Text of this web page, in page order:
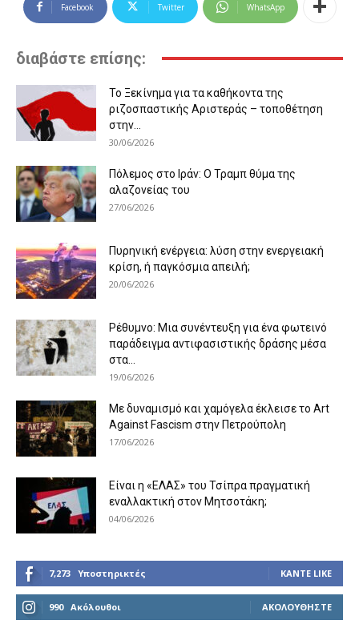
Facebook Twitter WhatsApp
διαβάστε επίσης:
Το Ξεκίνημα για τα καθήκοντα της
ριζοσπαστικής Αριστεράς – τοποθέτηση
στην...
30/06/2026
Πόλεμος στο Ιράν: Ο Τραμπ θύμα της
αλαζονείας του
27/06/2026
Πυρηνική ενέργεια: λύση στην ενεργειακή
κρίση, ή παγκόσμια απειλή;
20/06/2026
Ρέθυμνο: Μια συνέντευξη για ένα φωτεινό
παράδειγμα αντιφασιστικής δράσης μέσα
στα...
19/06/2026
Με δυναμισμό και χαμόγελα έκλεισε το Art
Against Fascism στην Πετρούπολη
17/06/2026
Είναι η «ΕΛΑΣ» του Τσίπρα πραγματική
εναλλακτική στον Μητσοτάκη;
04/06/2026
7,273 Υποστηρικτές ΚΆΝΤΕ LIKE
990 Ακόλουθοι ΑΚΟΛΟΥΘΉΣΤΕ